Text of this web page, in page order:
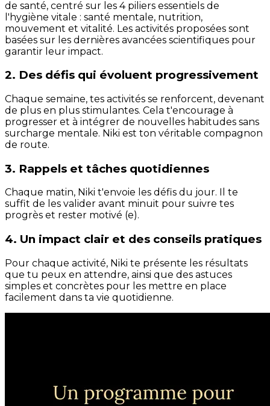
de santé, centré sur les 4 piliers essentiels de
l'hygiène vitale : santé mentale, nutrition,
mouvement et vitalité. Les activités proposées sont
basées sur les dernières avancées scientifiques pour
garantir leur impact.
2. Des défis qui évoluent progressivement
Chaque semaine, tes activités se renforcent, devenant
de plus en plus stimulantes. Cela t'encourage à
progresser et à intégrer de nouvelles habitudes sans
surcharge mentale. Niki est ton véritable compagnon
de route.
3. Rappels et tâches quotidiennes
Chaque matin, Niki t'envoie les défis du jour. Il te
suffit de les valider avant minuit pour suivre tes
progrès et rester motivé (e).
4. Un impact clair et des conseils pratiques
Pour chaque activité, Niki te présente les résultats
que tu peux en attendre, ainsi que des astuces
simples et concrètes pour les mettre en place
facilement dans ta vie quotidienne.